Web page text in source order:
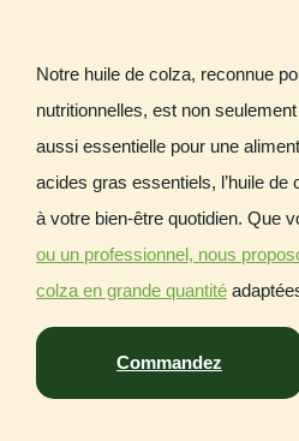
Notre huile de colza, reconnue
nutritionnelles, est non
aussi essentielle pour une
acides gras essentiels, l’huile de
à votre bien-être quotidien. Que
ou un professionnel, nous
colza en grande quantité
Commandez